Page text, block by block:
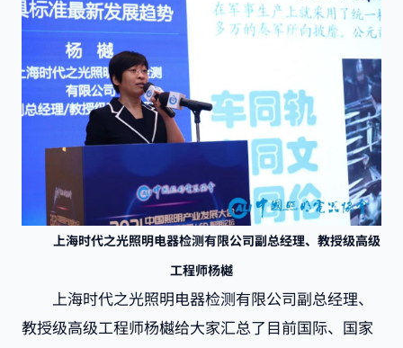
上海时代之光照明电器检测有限公司副总经理、教授级高级
工程师杨樾
上海时代之光照明电器检测有限公司副总经理、
教授级高级工程师杨樾给大家汇总了目前国际、国家